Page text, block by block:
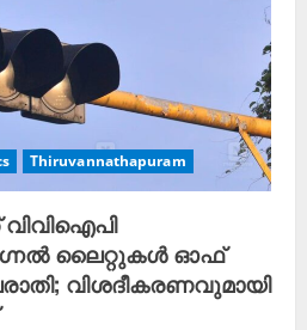
Thiruvannathapuram
ലൈറ്റുകൾ ഓഫ്
വിശദീകരണവുമായി